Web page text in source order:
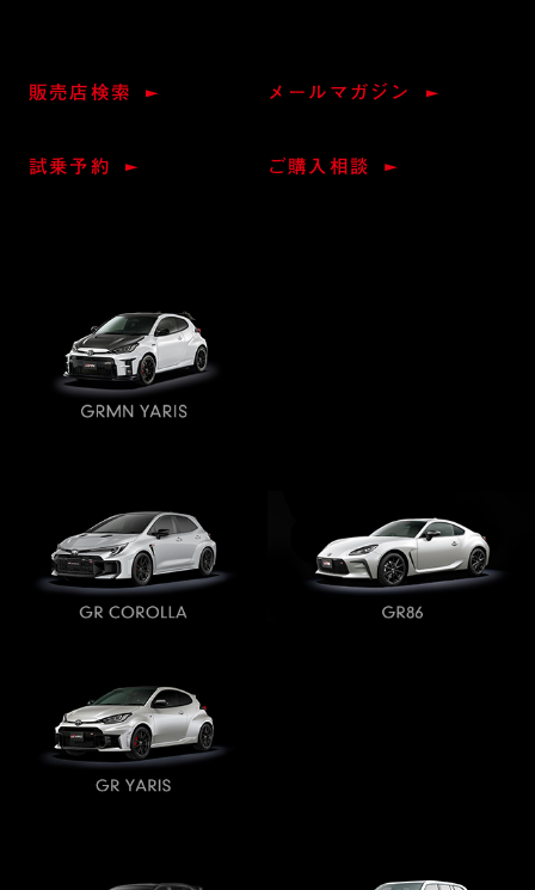
販売店検索 メールマガジン
試乗予約 ご購入相談